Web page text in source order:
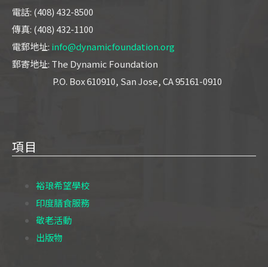
電話: (408) 432-8500
傳真: (408) 432-1100
電郵地址: info@dynamicfoundation.org
郵寄地址: The Dynamic Foundation
P.O. Box 610910, San Jose, CA 95161-0910
項目
裕琅希望學校
印度膳食服務
敬老活動
出版物